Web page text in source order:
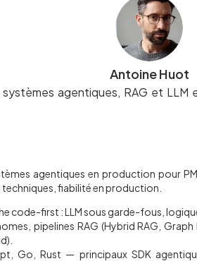
Antoine Huot
agentiques, RAG et
agentiques en production pour
fiabilité en production.
code-first : LLM sous garde-fous,
pipelines RAG (Hybrid RAG,
Go, Rust — principaux SDK